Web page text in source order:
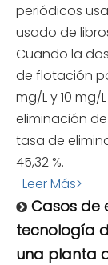
periódicos
usado de
Cuando la
de flotación
mg/L y 10
eliminación
tasa de
45,32 %.
Leer Más>
Casos de
tecnología
una planta